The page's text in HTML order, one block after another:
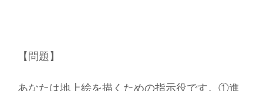
【問題】
あなたは地上絵を描くための指示役です。①進